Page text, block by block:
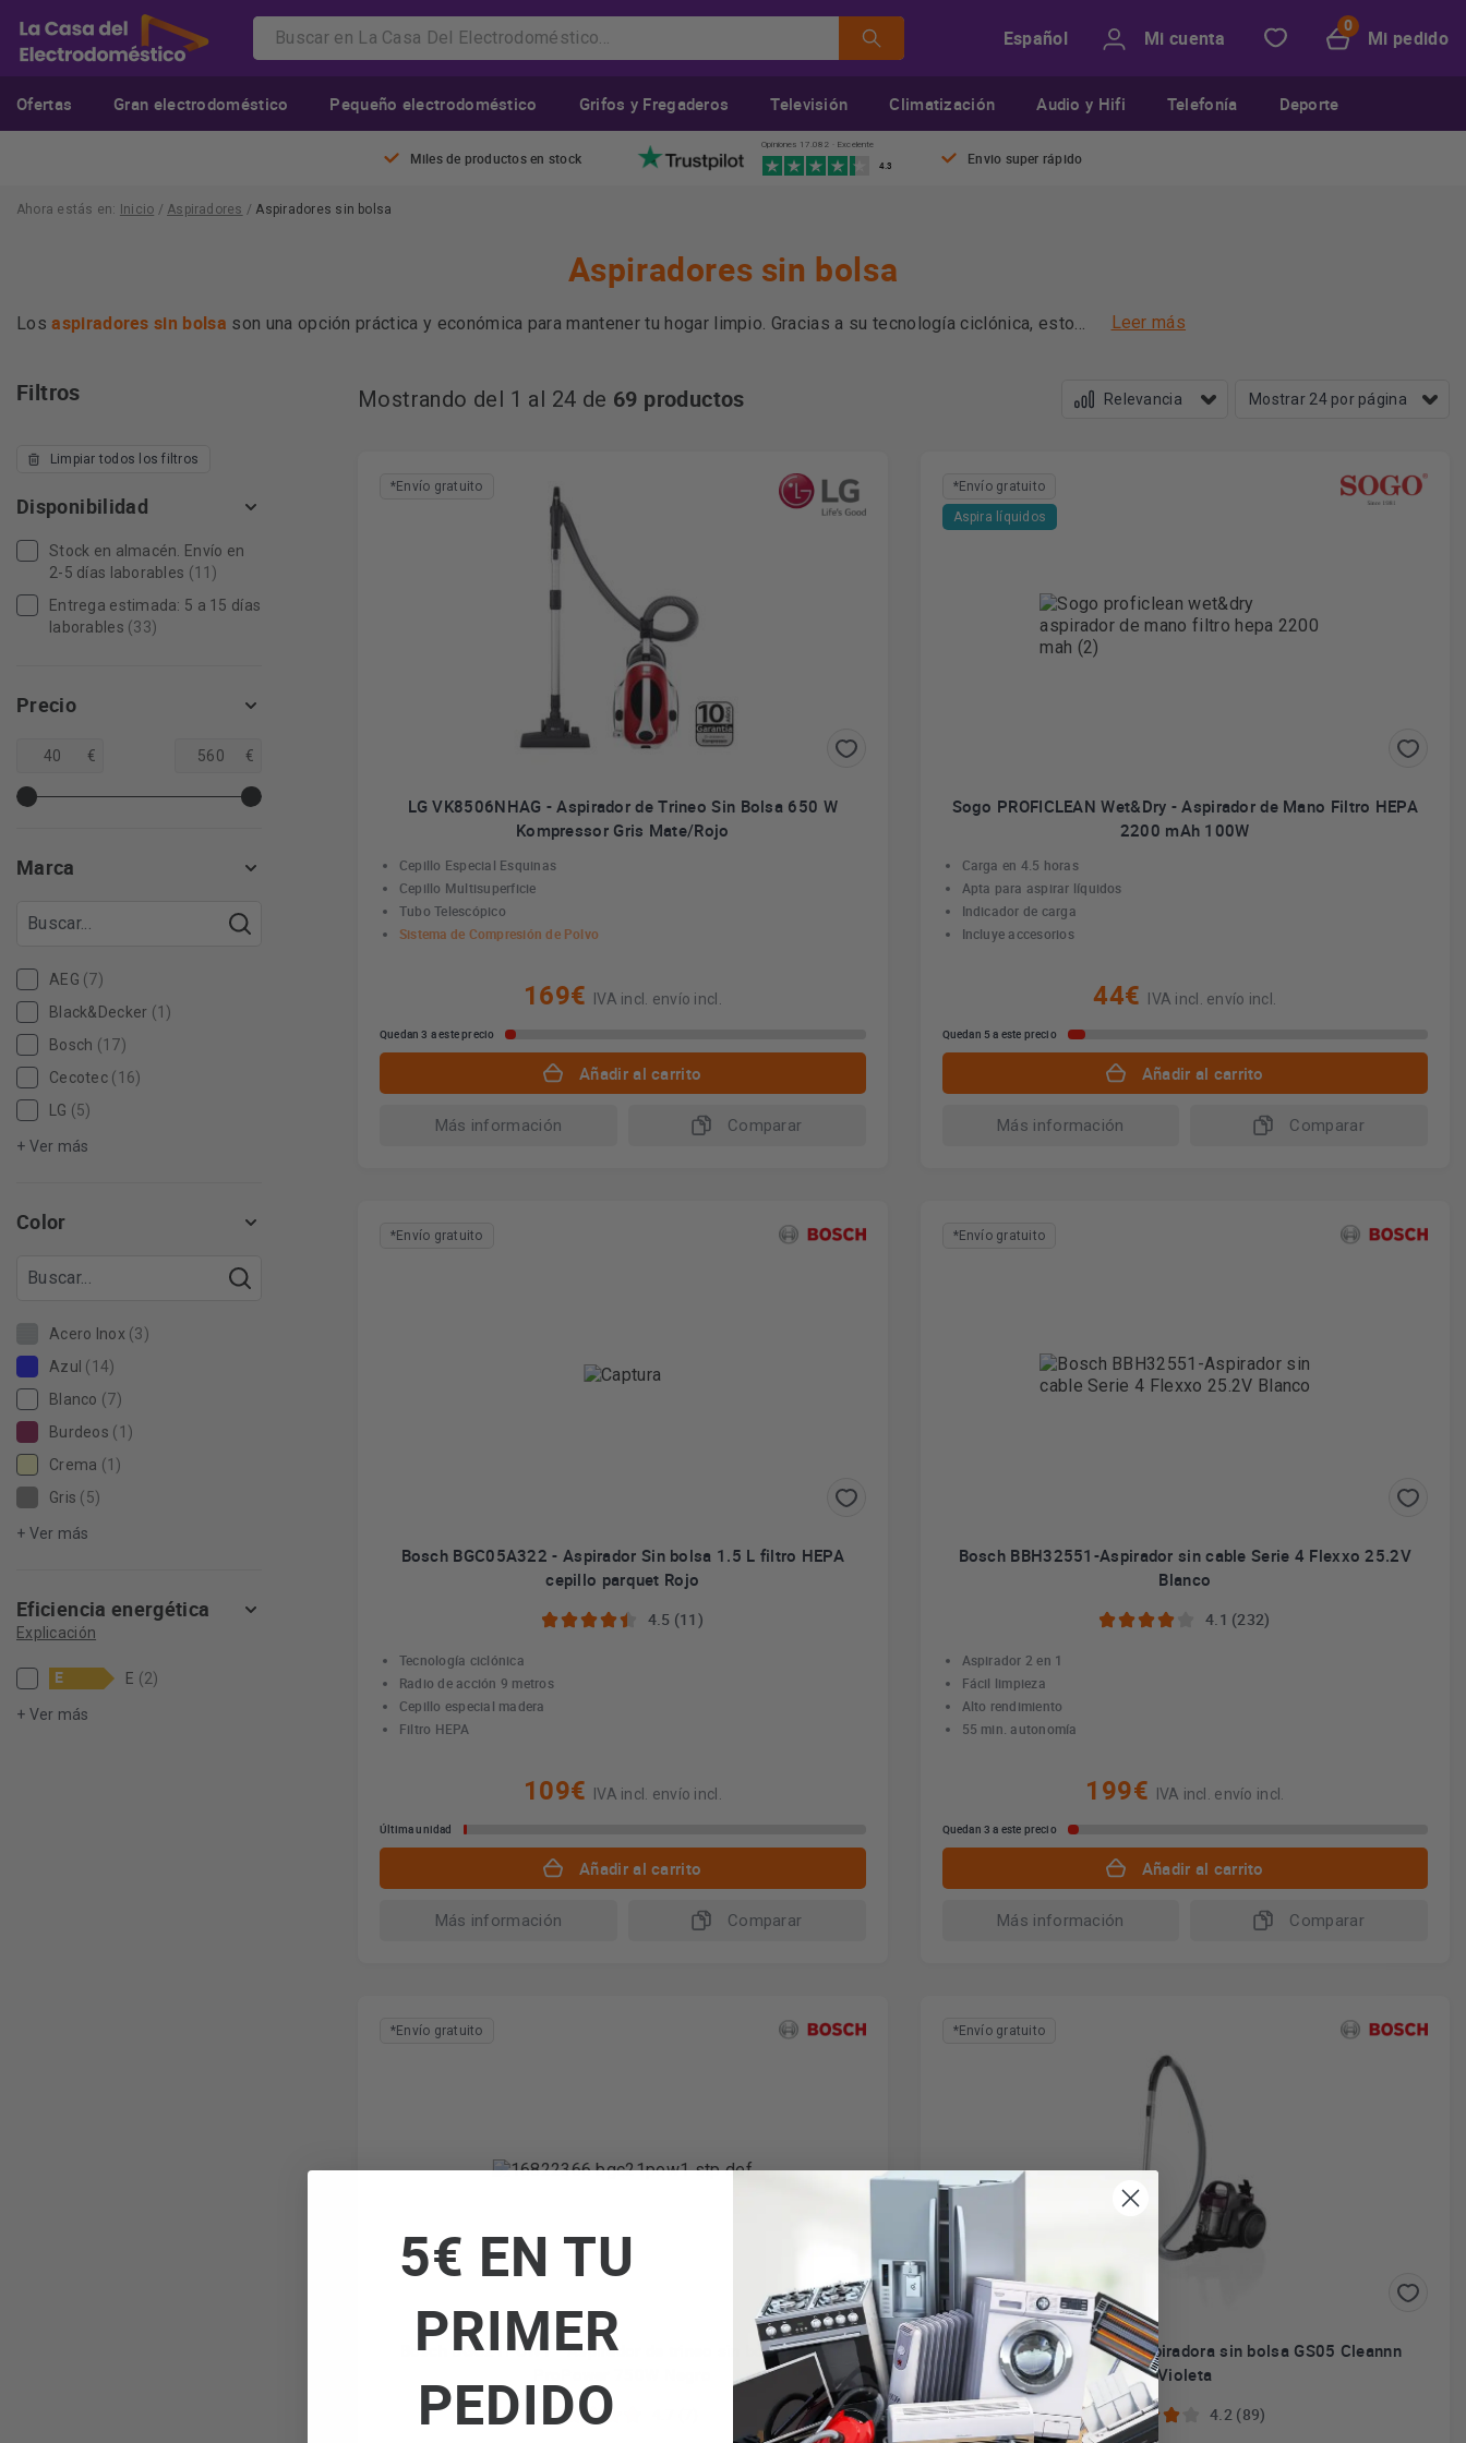
Español Mi cuenta Mi pedido
Ofertas Gran electrodoméstico Pequeño electrodoméstico Grifos y Fregaderos Televisión Climatización Audio y Hifi Telefonía Deporte
Miles de productos en stock
Opiniones 17.082 · Excelente
4.3 Envio super rápido
Ahora estás en: Inicio / Aspiradores / Aspiradores sin bolsa
Aspiradores sin bolsa
Losaspiradores sin bolsa son una opción práctica y económica para mantener tu hogar limpio. Gracias a su tecnología ciclónica, estos
Si bien los
comodidad. Para quienes buscan soluciones automáticas, los
robots aspiradoresson una alternativa moderna, mientras que las
Leer más
Filtros
Limpiar todos los filtros
Disponibilidad
Stock en almacén. Envío en
2-5 días laborables (11)
Entrega estimada: 5 a 15 días
laborables (33)
Precio
€ €
Marca
AEG (7)
Black&Decker (1)
Bosch (17)
Cecotec (16)
LG (5)
+ Ver más
Color
Acero Inox (3)
Azul (14)
Blanco (7)
Burdeos (1)
Crema (1)
Gris (5)
+ Ver más
Eficiencia energética
Explicación
E E (2)
+ Ver más
Mostrando del 1 al 24 de 69 productos
*Envío gratuito
LG VK8506NHAG - Aspirador de Trineo Sin Bolsa 650 W
Kompressor Gris Mate/Rojo
Cepillo Especial Esquinas
Cepillo Multisuperficie
Tubo Telescópico
Sistema de Compresión de Polvo
169€ IVA incl. envío incl.
Quedan 3 a este precio
Añadir al carrito
Más información Comparar
*Envío gratuito
Aspira líquidos
Sogo PROFICLEAN Wet&Dry - Aspirador de Mano Filtro HEPA
2200 mAh 100W
Carga en 4.5 horas
Apta para aspirar líquidos
Indicador de carga
Incluye accesorios
44€ IVA incl. envío incl.
Quedan 5 a este precio
Añadir al carrito
Más información Comparar
*Envío gratuito
Bosch BGC05A322 - Aspirador Sin bolsa 1.5 L filtro HEPA
cepillo parquet Rojo
4.5 (11)
Tecnología ciclónica
Radio de acción 9 metros
Cepillo especial madera
Filtro HEPA
109€ IVA incl. envío incl.
Última unidad
Añadir al carrito
Más información Comparar
*Envío gratuito
Bosch BBH32551-Aspirador sin cable Serie 4 Flexxo 25.2V
Blanco
4.1 (232)
Aspirador 2 en 1
Fácil limpieza
Alto rendimiento
55 min. autonomía
199€ IVA incl. envío incl.
Quedan 3 a este precio
Añadir al carrito
Más información Comparar
*Envío gratuito
Bosch BGC21POW1 - Aspirador de trineo sin bolsa Serie 4
*Envío gratuito
Bosch BGC05AAA1 - Aspiradora sin bolsa GS05 Cleannn
Violeta
4.2 (89)
5€ EN TU
PRIMER
PEDIDO